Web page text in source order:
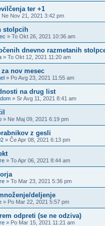
ter +1
Ne Nov 21, 2021 3:42 pm
stolpcih
» To Okt 26, 2021 10:36 am
dnevno razmetanih
» To Okt 12, 2021 11:20 am
nov mesec
» Po Avg 23, 2021 11:55 am
na drug list
» Sr Avg 11, 2021 8:41 am
» Ne Maj 09, 2021 6:19 pm
z gesli
» Če Apr 08, 2021 6:13 pm
» To Apr 06, 2021 8:44 am
» To Mar 23, 2021 5:36 pm
deljenje
» Po Mar 22, 2021 5:57 pm
odpreti (se ne odziva)
» Po Mar 15, 2021 11:21 am